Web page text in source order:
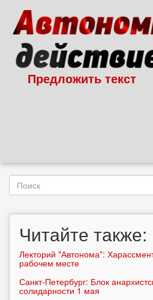
основному
содержанию
Предложить текст
Форма
Читайте также:
Лекторий "Автонома":
рабочем месте
Санкт-Петербург: Блок
солидарности 1 мая